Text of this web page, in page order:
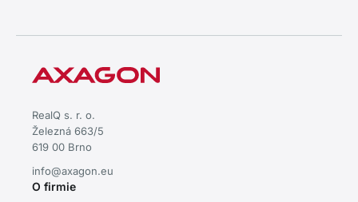
RealQ s. r. o.
Železná 663/5
619 00 Brno
info@axagon.eu
O firmie